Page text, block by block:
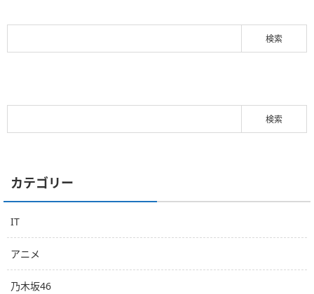
カテゴリー
IT
アニメ
乃木坂46